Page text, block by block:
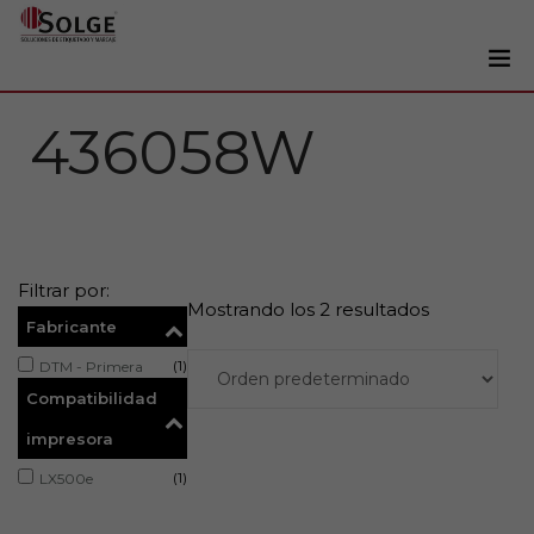
Impresoras
Tintas
Lectores
Marcaje
+34 93 241 22 21
436058W
Filtrar por:
Fabricante
DTM - Primera (1)
Compatibilidad
impresora
LX500e (1)
Mostrando los 2 resultados